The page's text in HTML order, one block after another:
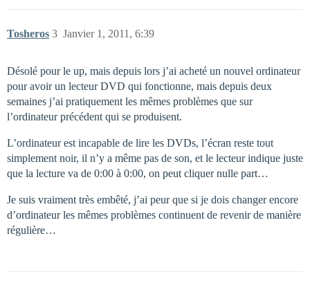
Tosheros Janvier 1, 2011, 6:39
3
Désolé pour le up, mais depuis lors j’ai acheté un nouvel ordinateur
pour avoir un lecteur DVD qui fonctionne, mais depuis deux
semaines j’ai pratiquement les mêmes problèmes que sur
l’ordinateur précédent qui se produisent.
L’ordinateur est incapable de lire les DVDs, l’écran reste tout
simplement noir, il n’y a même pas de son, et le lecteur indique juste
que la lecture va de 0:00 à 0:00, on peut cliquer nulle part…
Je suis vraiment très embêté, j’ai peur que si je dois changer encore
d’ordinateur les mêmes problèmes continuent de revenir de manière
régulière…